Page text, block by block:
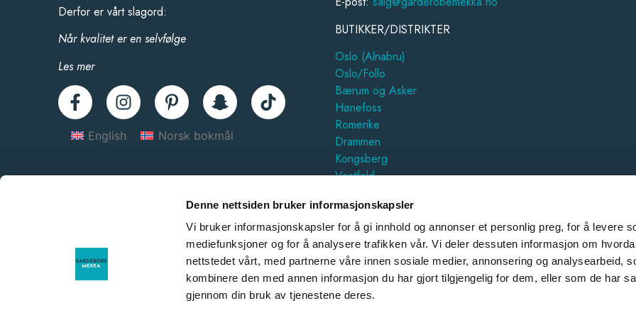
Denne nettsiden bruker informasjonskapsler
Vi bruker informasjonskapsler for å gi innhold og annonser et personlig preg, for å levere
mediefunksjoner og for å analysere trafikken vår. Vi deler dessuten informasjon om
nettstedet vårt, med partnerne våre innen sosiale medier, annonsering og analysearbeid,
kombinere den med annen informasjon du har gjort tilgjengelig for dem, eller som de har
gjennom din bruk av tjenestene deres.
Derfor er vårt slagord:
Når kvalitet er en selvfølge
Les mer
English Norsk bokmål
BUTIKKER/DISTRIKTER
Oslo (Alnabru)
Oslo/Follo
Bærum og Asker
Hønefoss
Romerike
Drammen
Kongsberg
Vestfold
Trondheim
Østfold
Forus
ØKONOMI/REGNSKAP
E-post:post@garderobemekka.no